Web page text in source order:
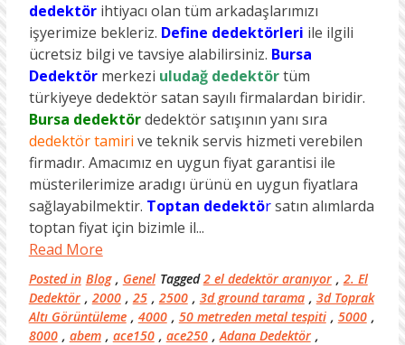
dedektörihtiyacı olan tüm arkadaşlarımızı
işyerimize bekleriz. Define dedektörleri ile ilgili
ücretsiz bilgi ve tavsiye alabilirsiniz. Bursa
Dedektörmerkezi uludağ dedektörtüm
türkiyeye dedektör satan sayılı firmalardan biridir.
Bursa dedektördedektör satışının yanı sıra
dedektör tamiri ve teknik servis hizmeti verebilen
firmadır. Amacımız en uygun fiyat garantisi ile
müsterilerimize aradıgı ürünü en uygun fiyatlara
sağlayabilmektir. Toptan dedektörsatın alımlarda
toptan fiyat için bizimle il...
Read More
Posted in Blog , Genel Tagged2 el dedektör aranıyor , 2. El
Dedektör , 2000 , 25 , 2500 , 3d ground tarama , 3d Toprak
Altı Görüntüleme , 4000 , 50 metreden metal tespiti , 5000 ,
8000 , abem , ace150 , ace250 ,Adana Dedektör ,